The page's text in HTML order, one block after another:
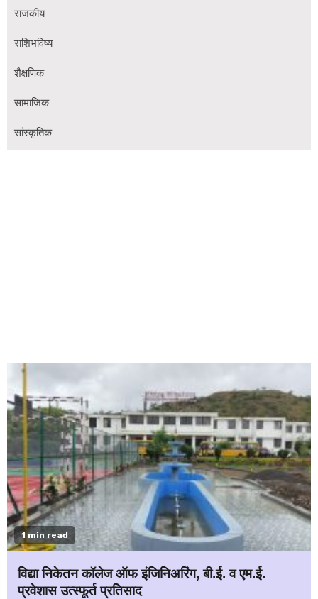
राजकीय
राशिभविष्य
शैक्षणिक
सामाजिक
सांस्कृतिक
1 min read
विद्या निकेतन कॉलेज ऑफ इंजिनिअरिंग, बी.ई. व एम.ई.
प्रवेशास उत्स्फूर्त प्रतिसाद